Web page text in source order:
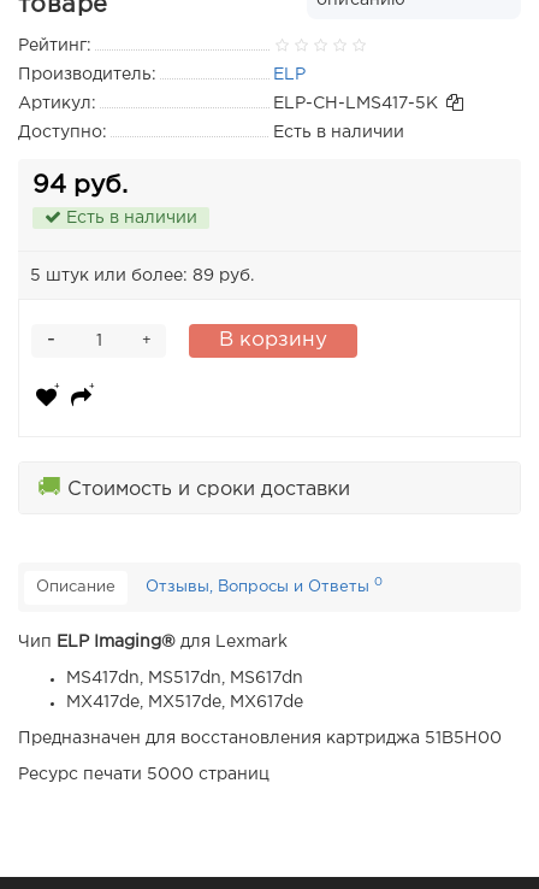
товаре
Рейтинг:
Производитель:
ELP
Артикул:
ELP-CH-LMS417-5K
Доступно:
Есть в наличии
94 руб.
Есть в наличии
5 штук или более: 89 руб.
+
- В корзину
🚚 Стоимость и сроки доставки
Описание Отзывы, Вопросы и Ответы 0
Чип ELP Imaging® для Lexmark
MS417dn, MS517dn, MS617dn
MX417de, MX517de, MX617de
Предназначен для восстановления картриджа 51B5H00
Ресурс печати 5000 страниц